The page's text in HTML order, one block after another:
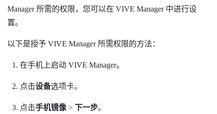
Manager所需的权限，您可以在 VIVE Manager中进行设
置。
以下是授予 VIVE Manager所需权限的方法：
在手机上启动 VIVE Manager。
点击设备选项卡。
点击手机镜像> 下一步。